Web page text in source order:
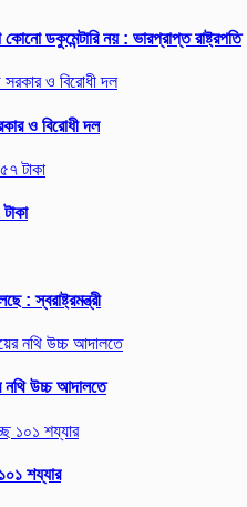
ডকুমেন্টারি নয় : ভারপ্রাপ্ত রাষ্ট্রপতি
ও বিরোধী দল
: স্বরাষ্ট্রমন্ত্রী
নথি উচ্চ আদালতে
শয্যার